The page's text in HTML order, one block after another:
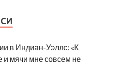
в Индиан-Уэллс: «К
и мячи мне совсем не